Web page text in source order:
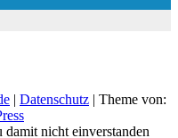
| Datenschutz | Theme von:
nicht einverstanden